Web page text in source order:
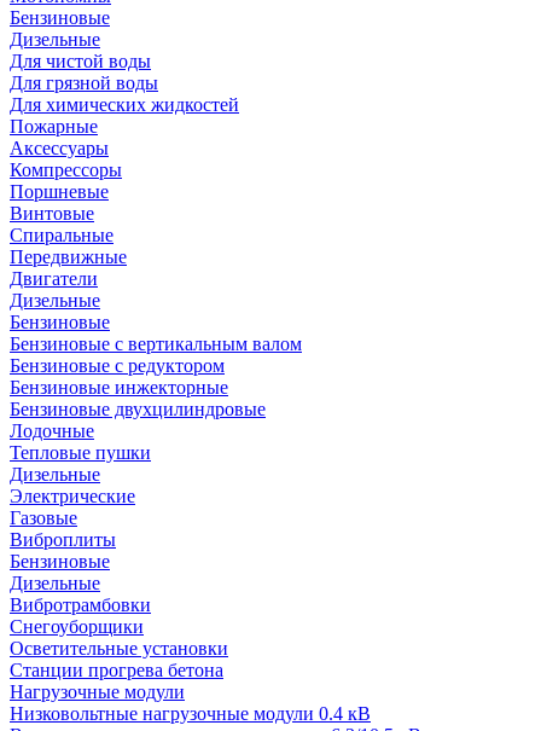
Бензиновые
Дизельные
Для чистой воды
Для грязной воды
Для химических жидкостей
Пожарные
Аксессуары
Компрессоры
Поршневые
Винтовые
Спиральные
Передвижные
Двигатели
Дизельные
Бензиновые
Бензиновые с вертикальным валом
Бензиновые с редуктором
Бензиновые инжекторные
Бензиновые двухцилиндровые
Лодочные
Тепловые пушки
Дизельные
Электрические
Газовые
Виброплиты
Бензиновые
Дизельные
Вибротрамбовки
Снегоуборщики
Осветительные установки
Станции прогрева бетона
Нагрузочные модули
Низковольтные нагрузочные модули 0.4 кВ